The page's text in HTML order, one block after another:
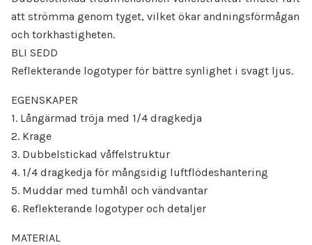
att strömma genom tyget, vilket ökar andningsförmågan
och torkhastigheten.
BLI SEDD
Reflekterande logotyper för bättre synlighet i svagt ljus.
EGENSKAPER
1. Långärmad tröja med 1/4 dragkedja
2. Krage
3. Dubbelstickad våffelstruktur
4. 1/4 dragkedja för mångsidig luftflödeshantering
5. Muddar med tumhål och vändvantar
6. Reflekterande logotyper och detaljer
MATERIAL